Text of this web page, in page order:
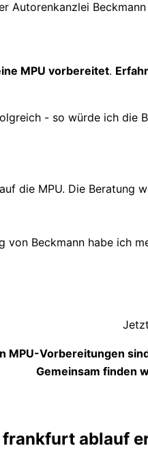
MPU vorbereitet.
- so würde ich die
die MPU. Die
von Beckmann habe ich
MPU-Vorbereitungen
Gemeinsam finden
ablauf